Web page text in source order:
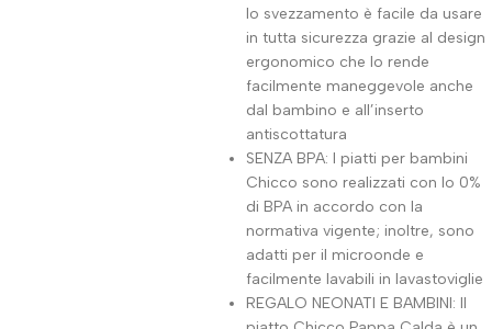
lo svezzamento è facile da usare
in tutta sicurezza grazie al design
ergonomico che lo rende
facilmente maneggevole anche
dal bambino e all’inserto
antiscottatura
SENZA BPA: I piatti per bambini
Chicco sono realizzati con lo 0%
di BPA in accordo con la
normativa vigente; inoltre, sono
adatti per il microonde e
facilmente lavabili in lavastoviglie
REGALO NEONATI E BAMBINI: Il